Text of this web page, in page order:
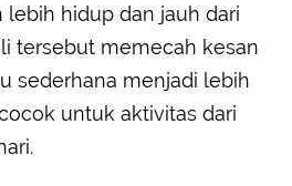
hidup dan jauh dari
tersebut memecah kesan
sederhana menjadi lebih
untuk aktivitas dari